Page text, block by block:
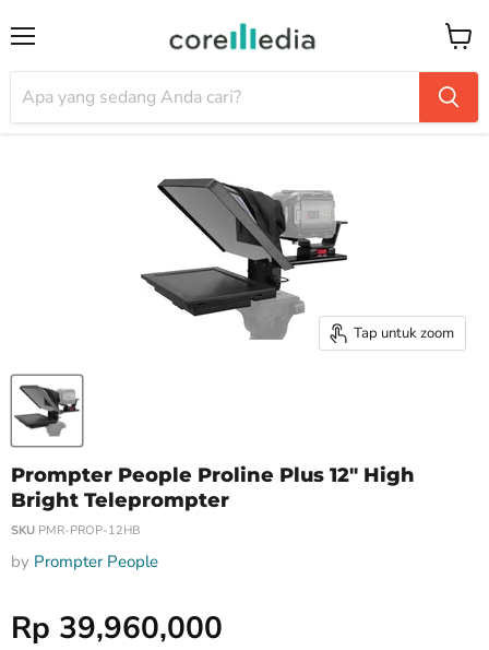
Tap untuk zoom
Prompter People Proline Plus 12" High
Bright Teleprompter
SKU PMR-PROP-12HB
by Prompter People
Harga Special
Rp 39,960,000